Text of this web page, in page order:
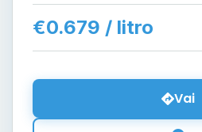
€0.679 / litro
Vai